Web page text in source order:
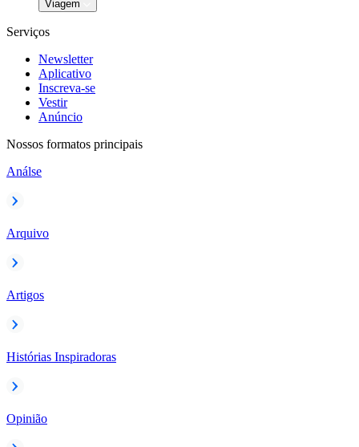
Viagem
Serviços
Newsletter
Aplicativo
Inscreva-se
Vestir
Anúncio
Nossos formatos principais
Análse
Arquivo
Artigos
Histórias Inspiradoras
Opinião